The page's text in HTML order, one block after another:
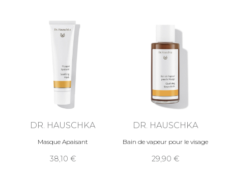
DR. HAUSCHKA
Masque Apaisant
38,10
DR. HAUSCHKA
Bain de vapeur pour le visage
29,90